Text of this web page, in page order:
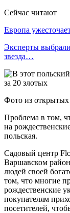
Сейчас читают
Европа
Эксперты
звезда…
Фото из открытых
Проблема в том,
на
польская.
Садовый центр
Варшавском
людей своей
том, что многие
рождественские
покупателям
посетителей,